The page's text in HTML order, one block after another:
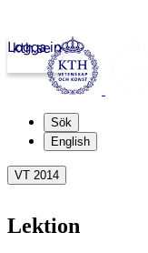
kth.se
Logga in
Sök
English
VT 2014
Lektion